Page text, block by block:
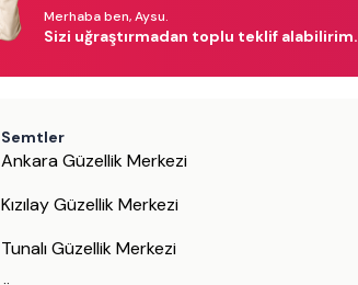
Merhaba ben, Aysu.
Sizi uğraştırmadan toplu teklif alabilirim.
Semtler
Ankara Güzellik Merkezi
Kızılay Güzellik Merkezi
Tunalı Güzellik Merkezi